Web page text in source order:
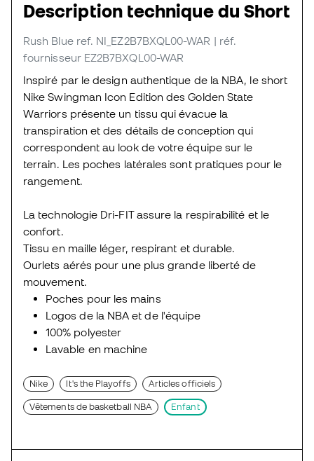
Description technique du Short
Rush Blue ref. NI_EZ2B7BXQL00-WAR | réf.
fournisseur EZ2B7BXQL00-WAR
Inspiré par le design authentique de la NBA, le short
Nike Swingman Icon Edition des Golden State
Warriors présente un tissu qui évacue la
transpiration et des détails de conception qui
correspondent au look de votre équipe sur le
terrain. Les poches latérales sont pratiques pour le
rangement.
La technologie Dri-FIT assure la respirabilité et le
confort.
Tissu en maille léger, respirant et durable.
Ourlets aérés pour une plus grande liberté de
mouvement.
Poches pour les mains
Logos de la NBA et de l'équipe
100% polyester
Lavable en machine
Nike It's the Playoffs Articles officiels
Vêtements de basketball NBA Enfant